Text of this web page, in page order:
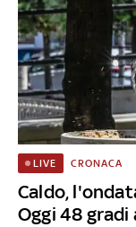
Caldo,
Oggi 48 gradi
LIVE CRONACA